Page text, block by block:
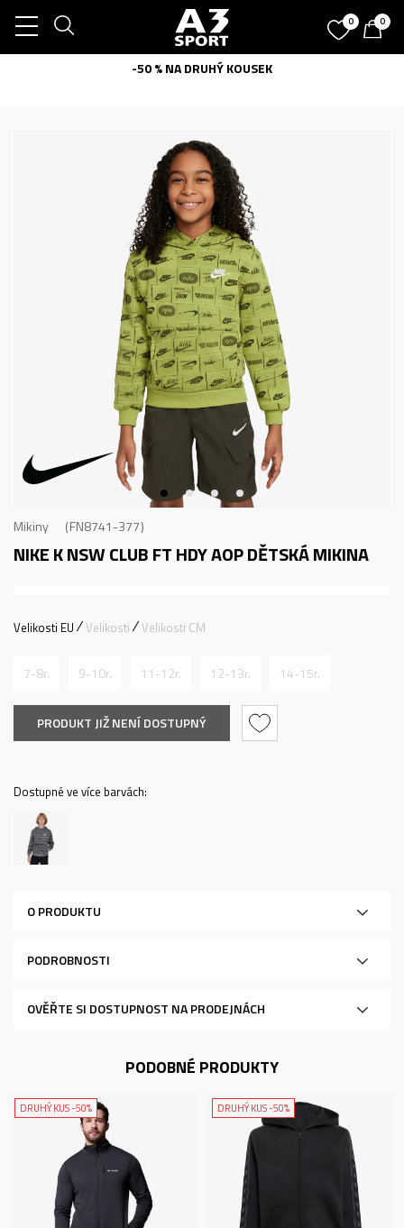
0 0
-50 % NA DRUHÝ KOUSEK
Mikiny FN8741-377
NIKE K NSW CLUB FT HDY AOPDĚTSKÁ MIKINA
Velikosti EU Velikosti Velikosti CM
7-8r. 9-10r. 11-12r. 12-13r. 14-15r.
PRODUKT JIŽ NENÍ DOSTUPNÝ
Dostupné ve více barvách:
O PRODUKTU
PODROBNOSTI
OVĚŘTE SI DOSTUPNOST NA PRODEJNÁCH
PODOBNÉ PRODUKTY
DRUHÝ KUS -50% DRUHÝ KUS -50%